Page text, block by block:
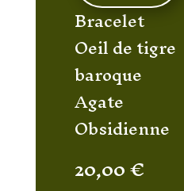
Bracelet
Oeil de tigre
baroque
Agate
Obsidienne
20,00€